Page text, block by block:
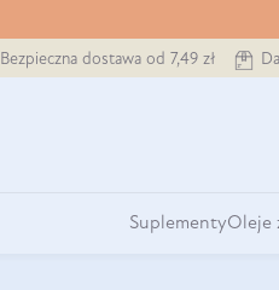
Bezpieczna dostawa od 7,49 zł
SuplementyOleje